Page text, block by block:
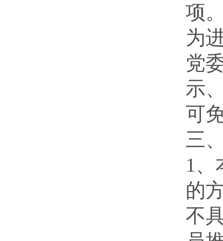
项
为
党
示
可
三
1、
的
不